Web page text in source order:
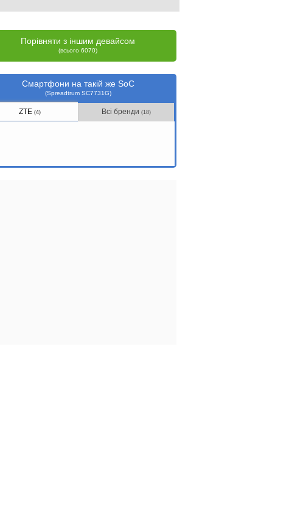
Порівняти з іншим девайсом
(всього 6070)
Смартфони на такій же SoC
(Spreadtrum SC7731G)
ZTE(4) Всі бренди (18)